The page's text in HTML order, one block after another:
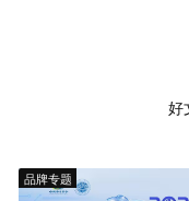
好
品牌专题